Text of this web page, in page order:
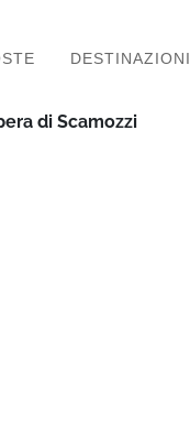
DESTINAZIONI
di Scamozzi